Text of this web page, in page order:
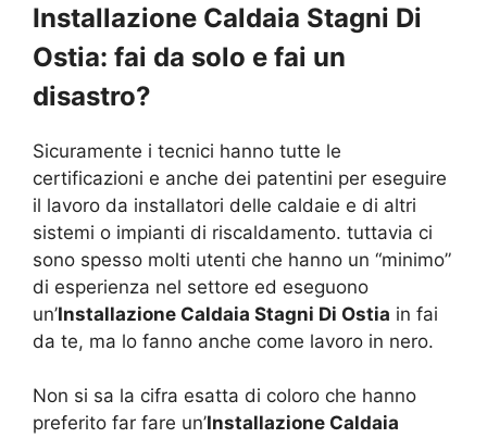
Installazione Caldaia Stagni Di
Ostia: fai da solo e fai un
disastro?
Sicuramente i tecnici hanno tutte le
certificazioni e anche dei patentini per eseguire
il lavoro da installatori delle caldaie e di altri
sistemi o impianti di riscaldamento. tuttavia ci
sono spesso molti utenti che hanno un “minimo”
di esperienza nel settore ed eseguono
un’Installazione Caldaia Stagni Di Ostia in fai
da te, ma lo fanno anche come lavoro in nero.
Non si sa la cifra esatta di coloro che hanno
preferito far fare un’Installazione Caldaia